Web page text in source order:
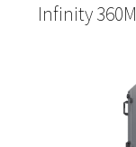
Infinity 360M